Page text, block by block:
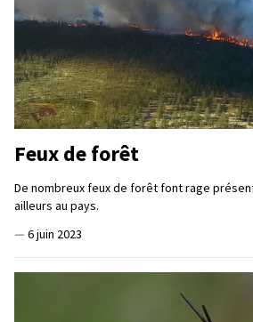
Feux de forêt
De nombreux feux de forêt font rage
ailleurs au pays.
— 6 juin 2023